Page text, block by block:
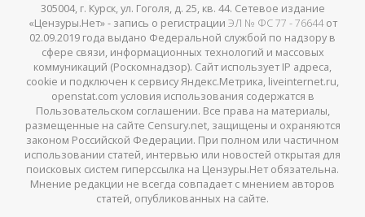
305004, г. Курск, ул. Гоголя, д. 25, кв. 44. Сетевое издание
«Цензуры.Нет» - запись о регистрации ЭЛ № ФС 77 - 76644от
02.09.2019 года выдано Федеральной службой по надзору в
сфере связи, информационных технологий и массовых
коммуникаций (Роскомнадзор). Сайт использует IP адреса,
cookie и подключен к сервису Яндекс.Метрика, liveinternet.ru,
openstat.com условия использования содержатся в
Пользовательском соглашении. Все права на материалы,
размещенные на сайте Censury.net, защищены и охраняются
законом Российской Федерации. При полном или частичном
использовании статей, интервью или новостей открытая для
поисковых систем гиперссылка на Цензуры.Нет обязательна.
Мнение редакции не всегда совпадает с мнением авторов
статей, опубликованных на сайте.